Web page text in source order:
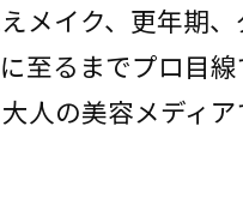
メイク、更年期、
至るまでプロ目
人の美容メディア